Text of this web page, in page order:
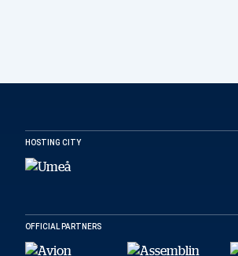
HOSTING CITY
OFFICIAL PARTNERS